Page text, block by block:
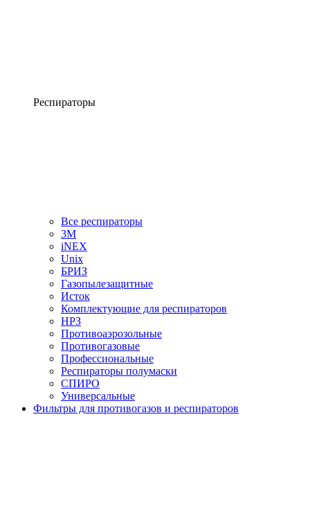
Респираторы
Все респираторы
3М
iNEX
Unix
БРИЗ
Газопылезащитные
Исток
Комплектующие для респираторов
НРЗ
Противоаэрозольные
Противогазовые
Профессиональные
Респираторы полумаски
СПИРО
Универсальные
Фильтры для противогазов и респираторов